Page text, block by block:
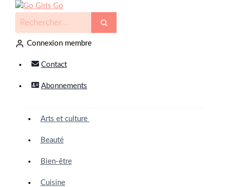
Connexion membre
Contact
Abonnements
Arts et culture
Beauté
Bien-être
Cuisine